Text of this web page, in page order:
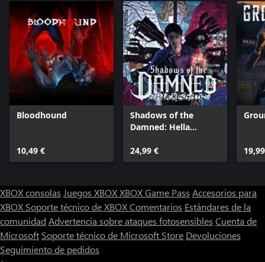
Bloodhound
10,49 €
Shadows of the
Damned: Hella
24,99 €
XBOX consolas Juegos XBOXXBOX Game Pass Accesorios para
XBOX Soporte técnico de XBOXComentarios Estándares de la
comunidad Advertencia sobre ataques fotosensibles Cuenta de
Microsoft Soporte técnico de Microsoft Store Devoluciones
Seguimiento de pedidos